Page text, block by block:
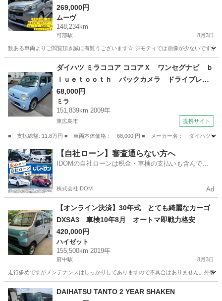
ナビ バックカメラ フルセグTV ブルートゥー
ス対応 DVD再生 ETC スマートアシスト ス
マートキー LEDヘッドライト フォグライト
269,000円
ムーヴ
148,234km
可部駅 8月3日
数ある車両よりご閲覧頂き誠に有難うございます☆ ジモティでは画像が少ないです
可部駅 ムーヴ
ダイハツ ミラココア ココアＸ ワンセグナビ ｂ
ｌｕｅｔｏｏｔｈ バックカメラ ドライブレコ
ーダー （検8.9）
68,000円
ミラ
151,839km 2009年
東広島市 提携サイト
■ 支払総額: 11.8万円 ■ 車両本体価格： 68,000 円 ■ メーカー名： ダイハツ
広島 東広島市 ミラ
【自社ローン】審査通らない方へ
IDOMの自社ローンは税金・車検の支払いも含んでい
株式会社IDOM Ad
【オンライン決済】30年式 とても綺麗なカーゴ
DXSA3 車検10年8月 オートマ即戦力格安
420,000円
ハイゼット
155,500km 2019年
府中駅 8月3日
走行多めですがメンテナンスはしっかりしてありますので不具合はありません。外装
広島 府中市
DAIHATSU TANTO 2 YEAR SHAKEN